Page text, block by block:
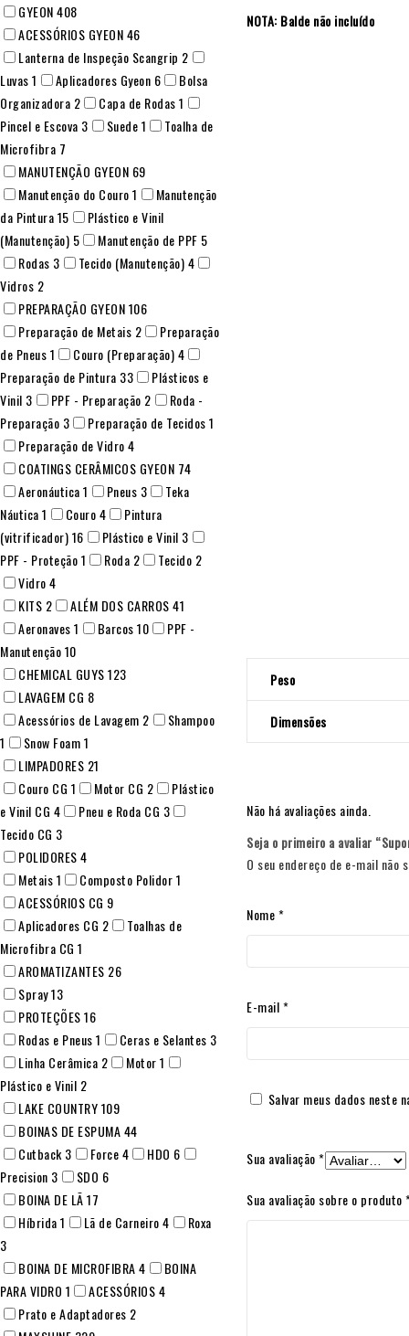
NOTA: Balde não incluído
Peso
Dimensões
Não há avaliações ainda.
Seja o primeiro a avaliar
O seu endereço de e-mail não
Nome*
E-mail*
Salvar meus dados neste
Sua avaliação*
Sua avaliação sobre o produto
GYEON408
ACESSÓRIOS GYEON46
Lanterna de Inspeção Scangrip 2
Luvas1 Aplicadores Gyeon 6
Bolsa
Organizadora 2 Capa de Rodas1
Pincel e Escova 3 Suede1
Toalha de
Microfibra 7
MANUTENÇÃO GYEON 69
Manutenção do Couro1
Manutenção
da Pintura15
Plástico e Vinil
(Manutenção) 5 Manutenção de PPF 5
Rodas 3 Tecido (Manutenção)4
Vidros 2
PREPARAÇÃO GYEON106
Preparação de Metais 2
Preparação
de Pneus1 Couro (Preparação)4
Preparação de Pintura 33
Plásticos e
Vinil 3 PPF - Preparação 2
Roda -
Preparação 3 Preparação de Tecidos1
Preparação de Vidro4
COATINGS CERÂMICOS GYEON 74
Aeronáutica1 Pneus 3
Teka
Náutica1 Couro4
Pintura
(vitrificador)16 Plástico e Vinil 3
PPF - Proteção1 Roda 2 Tecido 2
Vidro4
KITS 2 ALÉM DOS CARROS41
Aeronaves1 Barcos10
PPF -
Manutenção10
CHEMICAL GUYS123
LAVAGEM CG 8
Acessórios de Lavagem 2
Shampoo
1
Snow Foam1
LIMPADORES 21
Couro CG 1 Motor CG 2
Plástico
e Vinil CG 4 Pneu e Roda CG 3
Tecido CG 3
POLIDORES4
Metais1 Composto Polidor1
ACESSÓRIOS CG 9
Aplicadores CG 2
Toalhas de
Microfibra CG 1
AROMATIZANTES 26
Spray13
PROTEÇÕES16
Rodas e Pneus1 Ceras e Selantes 3
Linha Cerâmica 2 Motor1
Plástico e Vinil 2
LAKE COUNTRY109
BOINAS DE ESPUMA44
Cutback 3 Force4 HDO 6
Precision 3 SDO 6
BOINA DE LÃ17
Híbrida1 Lã de Carneiro4
Roxa
3
BOINA DE MICROFIBRA4
BOINA
PARA VIDRO 1 ACESSÓRIOS4
Prato e Adaptadores 2